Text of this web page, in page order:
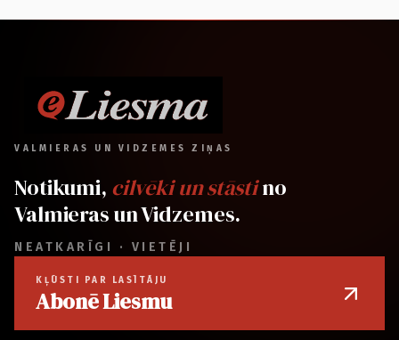
VALMIERAS UN VIDZEMES ZIŅAS
Notikumi, cilvēki un stāstino
Valmieras un Vidzemes.
NEATKARĪGI · VIETĒJI
KĻŪSTI PAR LASĪTĀJU
Abonē Liesmu